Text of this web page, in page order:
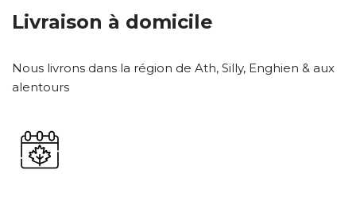
Livraison à domicile
Nous livrons dans la région de Ath, Silly, Enghien & aux
alentours